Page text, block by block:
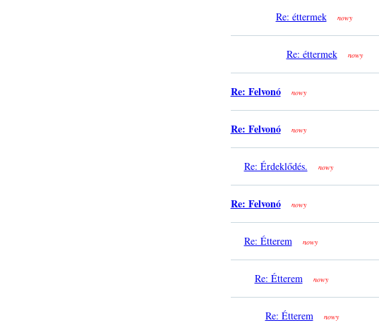
Re: éttermek nowy
Re: éttermek nowy
Re: Felvonó nowy
Re: Felvonó nowy
Re: Érdeklődés. nowy
Re: Felvonó nowy
Re: Étterem nowy
Re: Étterem nowy
Re: Étterem nowy